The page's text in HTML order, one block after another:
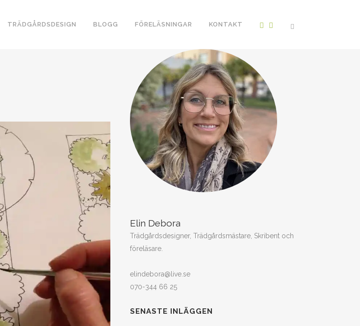
TRÄDGÅRDSDESIGN BLOGG FÖRELÄSNINGAR KONTAKT
Elin Debora
Trädgårdsdesigner, Trädgårdsmästare, Skribent och
föreläsare.
elindebora@live.se
070-344 66 25
SENASTE INLÄGGEN